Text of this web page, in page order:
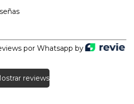
por Whatsapp by
reviews